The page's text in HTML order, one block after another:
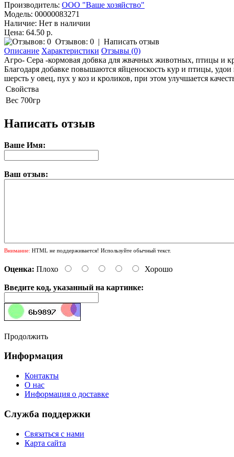
Производитель: ООО "Ваше хозяйство"
Модель: 00000083271
Наличие: Нет в наличии
Цена: 64.50 р.
Отзывов: 0 | Написать отзыв
Описание Характеристики Отзывы (0)
Агро- Сера -кормовая добвка для жвачных животных, птицы и
Благодаря добавке повышаются яйценоскость кур и птицы,
шерсть у овец, пух у коз и кроликов, при этом улучшается
Свойства
Вес 700гр
Написать отзыв
Ваше Имя:
Ваш отзыв:
Внимание: HTML не поддерживается! Используйте обычный текст.
Оценка: Плохо Хорошо
Введите код, указанный на картинке:
Продолжить
Информация
Контакты
О нас
Информация о доставке
Служба поддержки
Связаться с нами
Карта сайта